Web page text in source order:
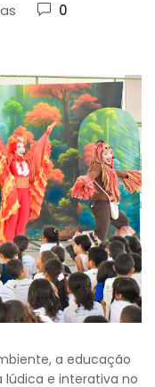
0
a educação
e interativa no